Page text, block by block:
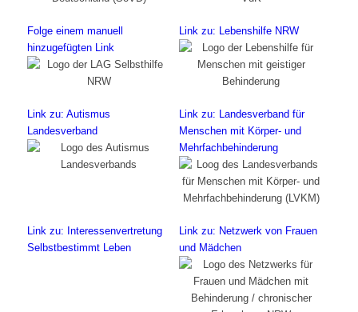
Folge einem manuell
hinzugefügten Link
Link zu: Lebenshilfe NRW
Link zu: Autismus
Landesverband
Link zu: Landesverband für
Menschen mit Körper- und
Mehrfachbehinderung
Link zu: Interessenvertretung
Selbstbestimmt Leben
Link zu: Netzwerk von Frauen
und Mädchen